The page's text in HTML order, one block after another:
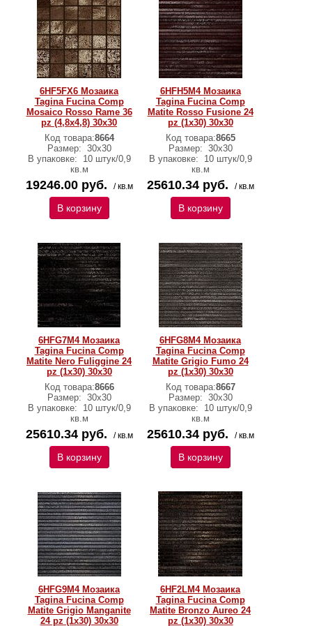
6HF5FX6 Мозаика
Tagina Fucina Comp
Mosaico Rosso Rame 36
pz (4,8x4,8) 30x30
Код товара:8664
Размер: 30x30
В упаковке:
10 штук/0,9
кв.м
19246.00 руб. / кв.м
В корзину
6HFH5M4 Мозаика
Tagina Fucina Comp
Matite Rosso Fusione 24
pz (1x30) 30x30
Код товара:8665
Размер: 30x30
В упаковке:
10 штук/0,9
кв.м
25610.34 руб. / кв.м
В корзину
6HFG7M4 Мозаика
Tagina Fucina Comp
Matite Nero Fuliggine 24
pz (1x30) 30x30
Код товара:8666
Размер: 30x30
В упаковке:
10 штук/0,9
кв.м
25610.34 руб. / кв.м
В корзину
6HFG8M4 Мозаика
Tagina Fucina Comp
Matite Grigio Fumo 24
pz (1x30) 30x30
Код товара:8667
Размер: 30x30
В упаковке:
10 штук/0,9
кв.м
25610.34 руб. / кв.м
В корзину
6HFG9M4 Мозаика
Tagina Fucina Comp
Matite Grigio Manganite
24 pz (1x30) 30x30
6HF2LM4 Мозаика
Tagina Fucina Comp
Matite Bronzo Aureo 24
pz (1x30) 30x30